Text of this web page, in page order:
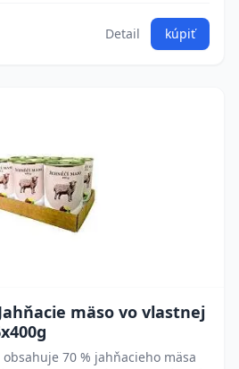
Detail kúpiť
mäso vo vlastnej
70 % jahňacieho mäsa